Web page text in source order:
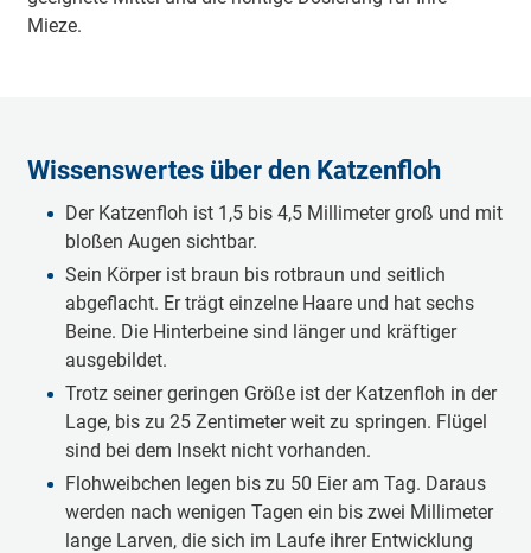
Mieze.
Wissenswertes über den Katzenfloh
Der Katzenfloh ist 1,5 bis 4,5 Millimeter groß und mit
bloßen Augen sichtbar.
Sein Körper ist braun bis rotbraun und seitlich
abgeflacht. Er trägt einzelne Haare und hat sechs
Beine. Die Hinterbeine sind länger und kräftiger
ausgebildet.
Trotz seiner geringen Größe ist der Katzenfloh in der
Lage, bis zu 25 Zentimeter weit zu springen. Flügel
sind bei dem Insekt nicht vorhanden.
Flohweibchen legen bis zu 50 Eier am Tag. Daraus
werden nach wenigen Tagen ein bis zwei Millimeter
lange Larven, die sich im Laufe ihrer Entwicklung